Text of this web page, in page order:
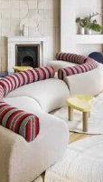
hogar»